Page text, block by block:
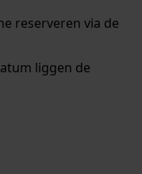
reserveren via de
liggen de